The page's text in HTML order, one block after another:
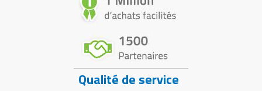
Qualité de service